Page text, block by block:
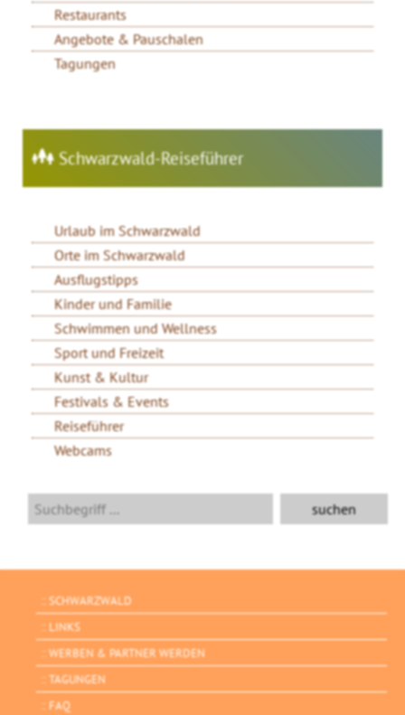
Restaurants
Angebote & Pauschalen
Tagungen
Schwarzwald-Reiseführer
Urlaub im Schwarzwald
Orte im Schwarzwald
Ausflugstipps
Kinder und Familie
Schwimmen und Wellness
Sport und Freizeit
Kunst & Kultur
Festivals & Events
Reiseführer
Webcams
SCHWARZWALD
LINKS
WERBEN & PARTNER WERDEN
TAGUNGEN
FAQ